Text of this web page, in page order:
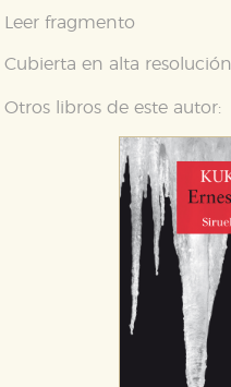
Leer fragmento
Cubierta en alta resolución
Otros libros de este autor: